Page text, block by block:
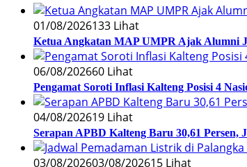
01/08/2026133 Lihat
Ketua Angkatan MAP UMPR Ajak Alumni
06/08/202660 Lihat
Pengamat Soroti Inflasi Kalteng Posisi 4
04/08/202619 Lihat
Serapan APBD Kalteng Baru 30,61 Persen,
03/08/202603/08/202615 Lihat